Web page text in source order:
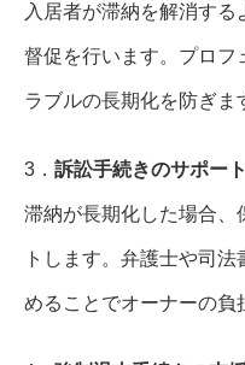
入居者が滞納を解消す
督促を行います。プロフ
ラブルの長期化を防ぎま
3． 訴訟手続きのサポート
滞納が長期化した場合、
トします。弁護士や司
めることでオーナーの負